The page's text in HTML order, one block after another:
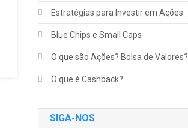
Estratégias para Investir em Ações
Blue Chips e Small Caps
O que são Ações? Bolsa de Valores?
O que é Cashback?
SIGA-NOS